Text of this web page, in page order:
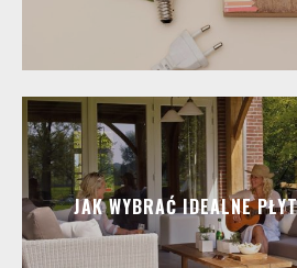
JAK WYBRAĆ IDEALNE